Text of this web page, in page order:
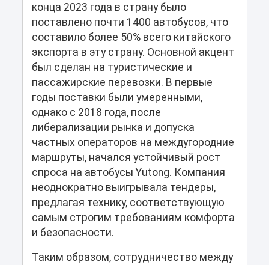
конца 2023 года в страну было
поставлено почти 1400 автобусов, что
составило более 50% всего китайского
экспорта в эту страну. Основной акцент
был сделан на туристические и
пассажирские перевозки. В первые
годы поставки были умеренными,
однако с 2018 года, после
либерализации рынка и допуска
частных операторов на междугородние
маршруты, начался устойчивый рост
спроса на автобусы Yutong. Компания
неоднократно выигрывала тендеры,
предлагая технику, соответствующую
самым строгим требованиям комфорта
и безопасности.
Таким образом, сотрудничество между